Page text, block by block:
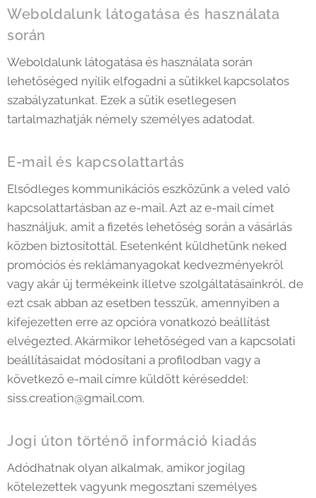
Weboldalunk látogatása és használata
során
Weboldalunk látogatása és használata során
lehetőséged nyílik elfogadni a sütikkel kapcsolatos
szabályzatunkat. Ezek a sütik esetlegesen
tartalmazhatják némely személyes adatodat.
E-mail és kapcsolattartás
Elsődleges kommunikációs eszközünk a veled való
kapcsolattartásban az e-mail. Azt az e-mail címet
használjuk, amit a fizetés lehetőség során a vásárlás
közben biztosítottál. Esetenként küldhetünk neked
promóciós és reklámanyagokat kedvezményekről
vagy akár új termékeink illetve szolgáltatásainkról, de
ezt csak abban az esetben tesszük, amennyiben a
kifejezetten erre az opcióra vonatkozó beállítást
elvégezted. Akármikor lehetőséged van a kapcsolati
beállításaidat módosítani a profilodban vagy a
következő e-mail címre küldött kéréseddel:
siss.creation@gmail.com.
Jogi úton történő információ kiadás
Adódhatnak olyan alkalmak, amikor jogilag
kötelezettek vagyunk megosztani személyes